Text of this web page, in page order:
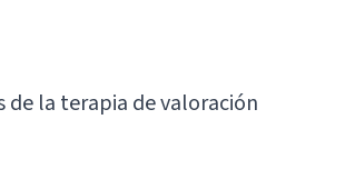
la terapia de valoración